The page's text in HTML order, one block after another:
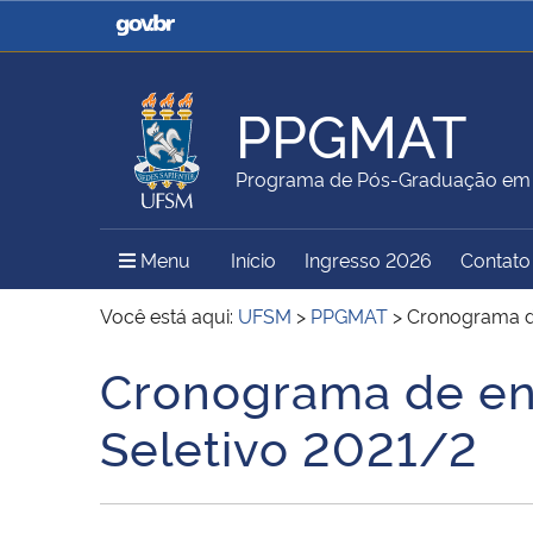
Casa Civil
Ministério da Justiça e
Ministério da Agricultura,
Pecuária e Abastecimento
Ministério da Educação
Ministério do Meio Ambiente Ministério do Turismo
Secretaria de Governo
Gabinete de Segurança
Institucional
PPGMAT
Programa de Pós-Graduação
Menu Menu Principal do Sítio
Início Ingresso 2026 Contato
Você está aqui: UFSM > PPGMAT >Cronograma
Início do conteúdo
Cronograma de
Seletivo 2021/2